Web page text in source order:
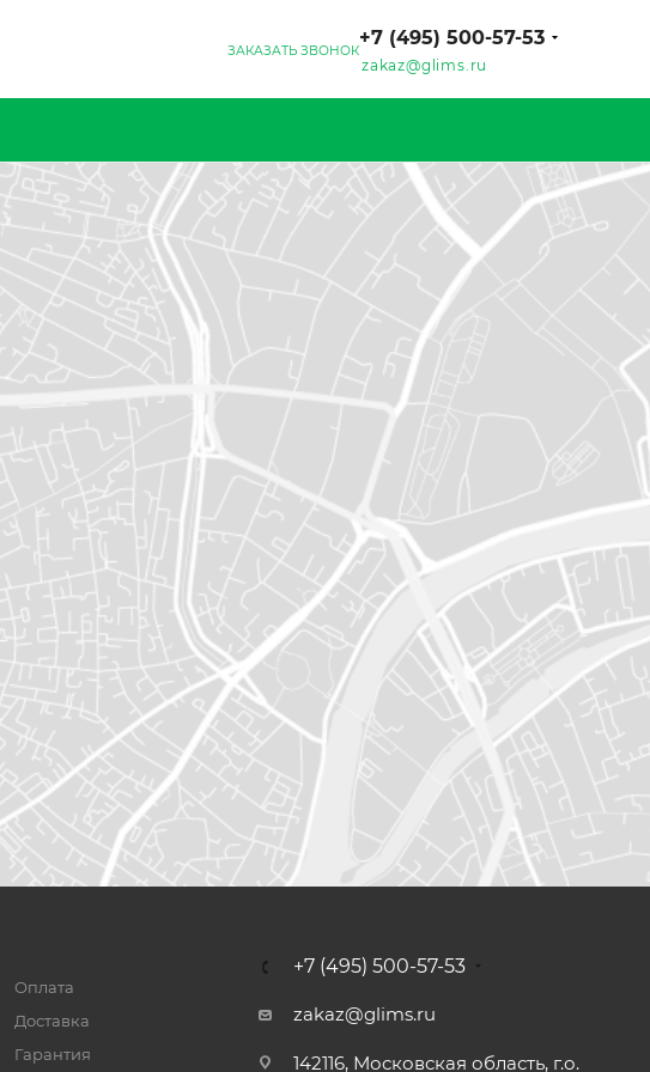
ЗАКАЗАТЬ ЗВОНОК
+7 (495) 500-57-53
zakaz@glims.ru
Оплата
Доставка
Гарантия
+7 (495) 500-57-53
zakaz@glims.ru
142116, Московская область, г.о.